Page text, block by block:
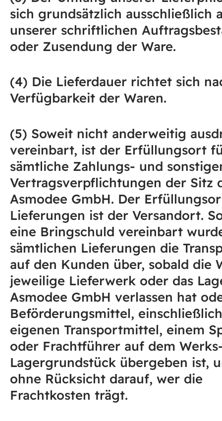
sich grundsätzlich ausschließlich
unserer schriftlichen
oder Zusendung der Ware.
(4) Die Lieferdauer richtet sich
Verfügbarkeit der Waren.
(5) Soweit nicht anderweitig
vereinbart, ist der Erfüllungsort
sämtliche Zahlungs- und
Vertragsverpflichtungen der Sitz
Asmodee GmbH. Der
Lieferungen ist der Versandort.
eine Bringschuld vereinbart
sämtlichen Lieferungen die
auf den Kunden über, sobald die
jeweilige Lieferwerk oder das
Asmodee GmbH verlassen hat
Beförderungsmittel,
eigenen Transportmittel, einem
oder Frachtführer auf dem
Lagergrundstück übergeben ist,
ohne Rücksicht darauf, wer die
Frachtkosten trägt.